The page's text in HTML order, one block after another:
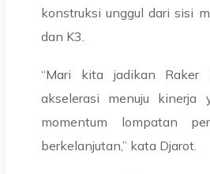
konstruksi unggul dari sisi
dan K3.
“Mari kita jadikan
akselerasi menuju kinerja
momentum lompatan
berkelanjutan,” kata Djarot.